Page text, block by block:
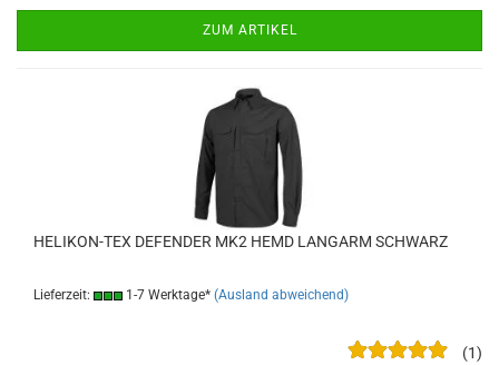
ZUM ARTIKEL
HELIKON-TEX DEFENDER MK2 HEMD LANGARM SCHWARZ
Lieferzeit: 1-7 Werktage* (Ausland abweichend)
1